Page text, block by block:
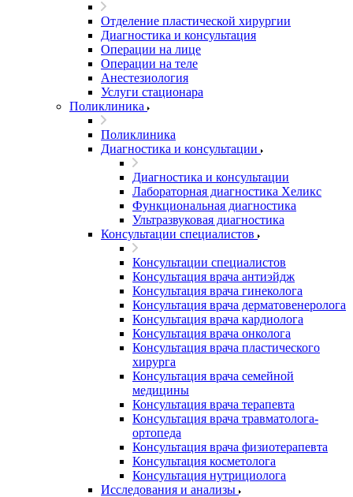
Отделение пластической хирургии
Диагностика и консультация
Операции на лице
Операции на теле
Анестезиология
Услуги стационара
Поликлиника
Поликлиника
Диагностика и консультации
Диагностика и консультации
Лабораторная диагностика Хеликс
Функциональная диагностика
Ультразвуковая диагностика
Консультации специалистов
Консультации специалистов
Консультация врача антиэйдж
Консультация врача гинеколога
Консультация врача дерматовенеролога
Консультация врача кардиолога
Консультация врача онколога
Консультация врача пластического
хирурга
Консультация врача семейной
медицины
Консультация врача терапевта
Консультация врача травматолога-
ортопеда
Консультация врача физиотерапевта
Консультация косметолога
Консультация нутрициолога
Исследования и анализы